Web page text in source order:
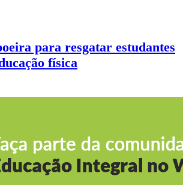
para resgatar estudantes
física